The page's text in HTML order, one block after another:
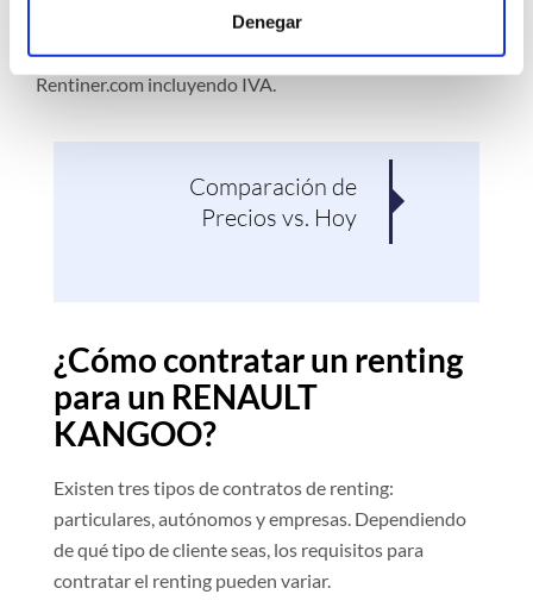
Denegar
Cuota mensual promedio de renting para todos las
ofertas de RENAULT KANGOO publicadas en
Rentiner.com incluyendo IVA.
Comparación de
Precios vs. Hoy
¿Cómo contratar un renting
para un RENAULT
KANGOO?
Existen tres tipos de contratos de renting:
particulares, autónomos y empresas. Dependiendo
de qué tipo de cliente seas, los requisitos para
contratar el renting pueden variar.